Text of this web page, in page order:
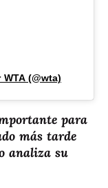
(@wta)
para
más tarde
analiza su